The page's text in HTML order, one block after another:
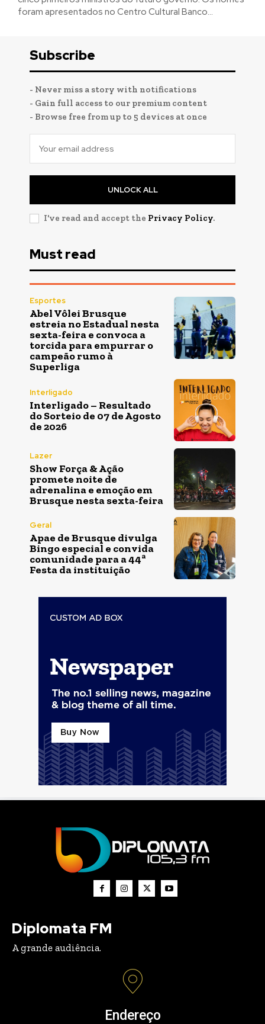
foram apresentados no Centro Cultural Banco...
Subscribe
- Never miss a story with notifications
- Gain full access to our premium content
- Browse free from up to 5 devices at once
UNLOCK ALL
I've read and accept the Privacy Policy.
Must read
Esportes
Abel Vôlei Brusque
estreia no Estadual nesta
sexta-feira e convoca a
torcida para empurrar o
campeão rumo à
Superliga
Interligado
Interligado – Resultado
do Sorteio de 07 de Agosto
de 2026
Lazer
Show Força & Ação
promete noite de
adrenalina e emoção em
Brusque nesta sexta-feira
Geral
Apae de Brusque divulga
Bingo especial e convida
comunidade para a 44ª
Festa da instituição
Diplomata FM
A grande audiência.
Endereço